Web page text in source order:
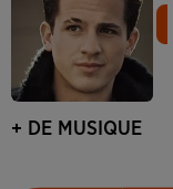
+ DE MUSIQUE